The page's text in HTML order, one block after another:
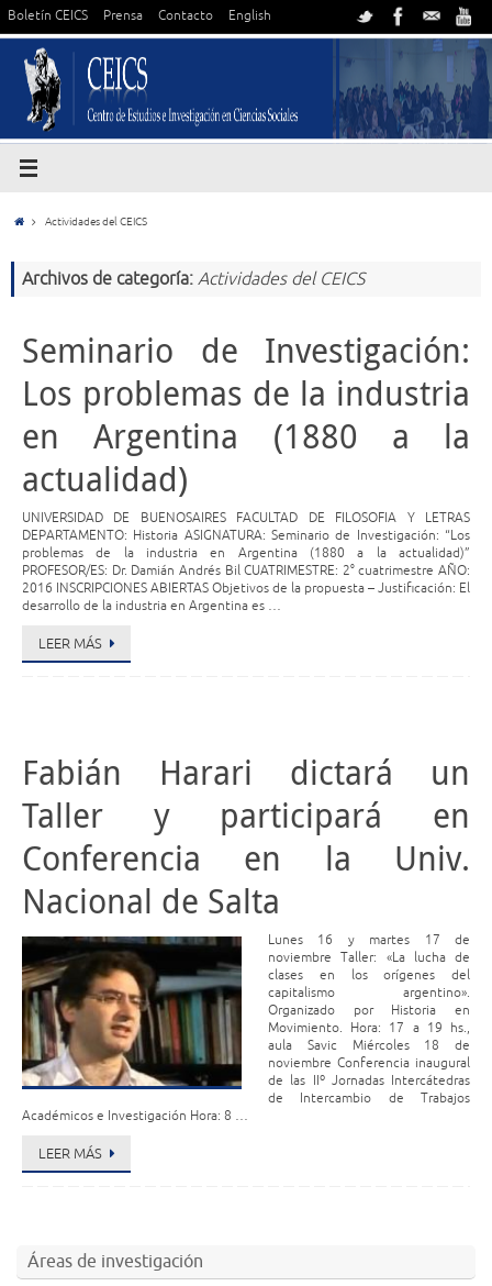
Boletín CEICS Prensa Contacto English
Actividades del CEICS
Archivos de categoría: Actividades del CEICS
Seminario de Investigación:
Los problemas de la industria
en Argentina (1880 a la
actualidad)
UNIVERSIDAD DE BUENOSAIRES FACULTAD DE FILOSOFIA Y LETRAS
DEPARTAMENTO: Historia ASIGNATURA: Seminario de Investigación: “Los
problemas de la industria en Argentina (1880 a la actualidad)”
PROFESOR/ES: Dr. Damián Andrés Bil CUATRIMESTRE: 2° cuatrimestre AÑO:
2016 INSCRIPCIONES ABIERTAS Objetivos de la propuesta – Justificación: El
desarrollo de la industria en Argentina es …
LEER MÁS
Fabián Harari dictará un
Taller y participará en
Conferencia en la Univ.
Nacional de Salta
Lunes 16 y martes 17 de
noviembre Taller: «La lucha de
clases en los orígenes del
capitalismo argentino».
Organizado por Historia en
Movimiento. Hora: 17 a 19 hs.,
aula Savic Miércoles 18 de
noviembre Conferencia inaugural
de las IIº Jornadas Intercátedras
de Intercambio de Trabajos
Académicos e Investigación Hora: 8 …
LEER MÁS
Áreas de investigación